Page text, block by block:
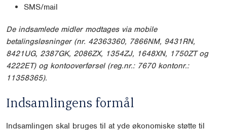
SMS/mail
De indsamlede midler modtages via mobile
betalingsløsninger (nr. 42363360, 7866NM, 9431RN,
8421UG, 2387GK, 2086ZX, 1354ZJ, 1648XN, 1750ZT og
4222ET) og kontooverførsel (reg.nr.: 7670 kontonr.:
11358365).
Indsamlingens formål
Indsamlingen skal bruges til at yde økonomiske støtte til